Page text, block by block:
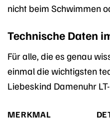
nicht beim Schwimmen
Technische Daten
Für alle, die es genau
einmal die wichtigsten
Liebeskind Damenuhr
MERKMAL